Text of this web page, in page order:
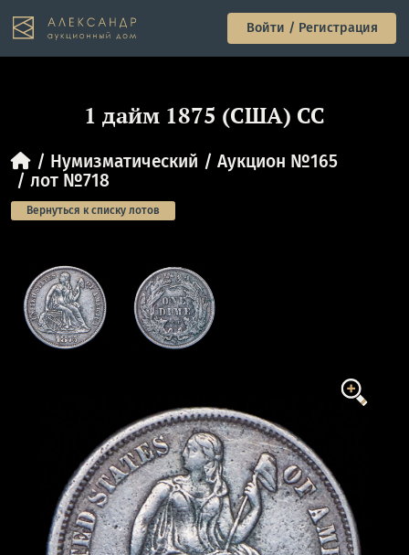
Войти / Регистрация
1 дайм 1875 (США) CC
Нумизматический
Аукцион №165
лот №718
Вернуться к списку лотов